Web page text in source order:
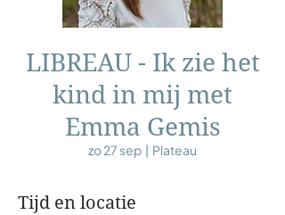
LIBREAU - Ik zie het
kind in mij met
Emma Gemis
zo 27 sep
  |
Plateau
Tijd en locatie